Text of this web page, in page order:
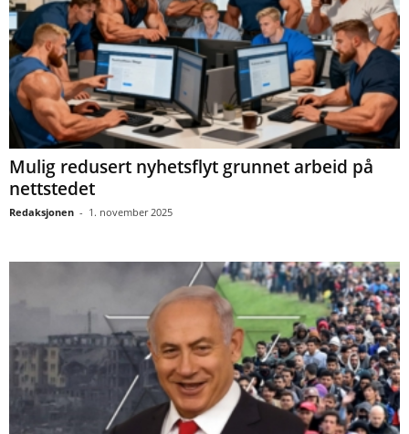
Mulig redusert nyhetsflyt grunnet arbeid på
nettstedet
Redaksjonen - 1. november 2025